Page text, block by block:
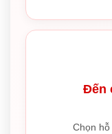
Đến
Chọn